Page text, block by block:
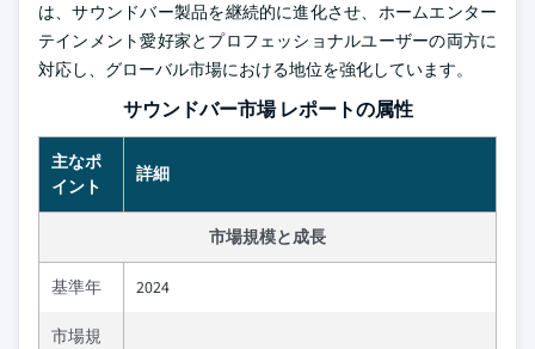
は、サウンドバー製品を継続的に進化させ、ホームエンター
テインメント愛好家とプロフェッショナルユーザーの両方に
対応し、グローバル市場における地位を強化しています。
サウンドバー市場 レポートの属性
主なポ
イント
詳細
市場規模と成長
基準年 2024
市場規